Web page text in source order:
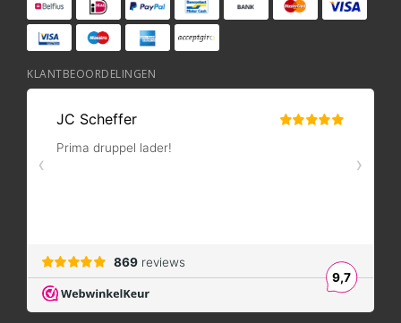
KLANTBEOORDELINGEN